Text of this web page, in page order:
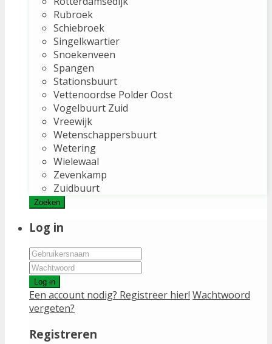
Rubroek
Schiebroek
Singelkwartier
Snoekenveen
Spangen
Stationsbuurt
Vettenoordse Polder Oost
Vogelbuurt Zuid
Vreewijk
Wetenschappersbuurt
Wetering
Wielewaal
Zevenkamp
Zuidbuurt
Zoeken
Log in
Log in
Een account nodig? Registreer hier! Wachtwoord
vergeten?
Registreren